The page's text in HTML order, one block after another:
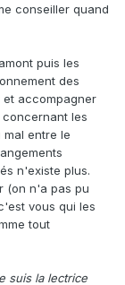
conseiller quand
puis les
des
et accompagner
les
entre le
n'existe plus.
(on n'a pas pu
vous qui les
tout
suis la lectrice